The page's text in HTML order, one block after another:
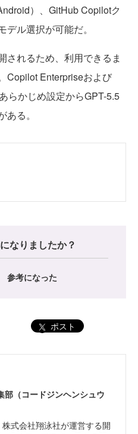
）、GitHub Copilotク
ル選択が可能だ。
れるため、利用できるま
Copilot Enterpriseおよび
らかじめ設定からGPT-5.5
る。
なりましたか？
参考になった
ポスト
（コードジンヘンシュウ
式会社翔泳社が運営する開